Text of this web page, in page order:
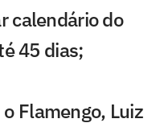
calendário do
45 dias;
Flamengo, Luiz